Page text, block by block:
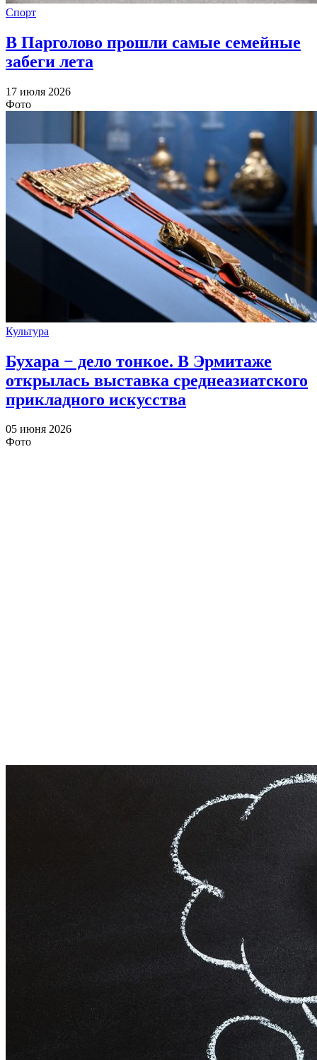
Спорт
В Парголово прошли самые семейные
забеги лета
17 июля 2026
Фото
Культура
Бухара − дело тонкое. В Эрмитаже
открылась выставка среднеазиатского
прикладного искусства
05 июня 2026
Фото